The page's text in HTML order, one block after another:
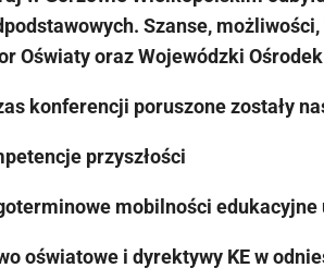
Szanse,
Oświaty oraz Wojewódzki
konferencji poruszone zostały
przyszłości
mobilności
oświatowe i dyrektywy KE w